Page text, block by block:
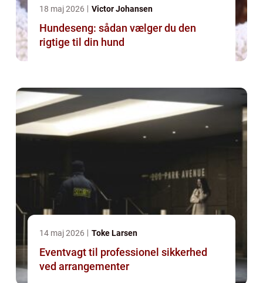
18 maj 2026 Victor Johansen
Hundeseng: sådan vælger du den
rigtige til din hund
14 maj 2026 Toke Larsen
Eventvagt til professionel sikkerhed
ved arrangementer